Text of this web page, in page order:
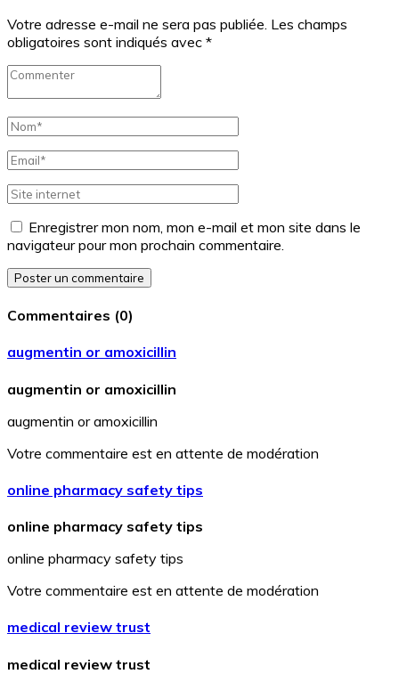
Votre adresse e-mail ne sera pas publiée. Les champs
obligatoires sont indiqués avec *
Enregistrer mon nom, mon e-mail et mon site dans le
navigateur pour mon prochain commentaire.
Poster un commentaire
Commentaires (0)
augmentin or amoxicillin
augmentin or amoxicillin
augmentin or amoxicillin
Votre commentaire est en attente de modération
online pharmacy safety tips
online pharmacy safety tips
online pharmacy safety tips
Votre commentaire est en attente de modération
medical review trust
medical review trust